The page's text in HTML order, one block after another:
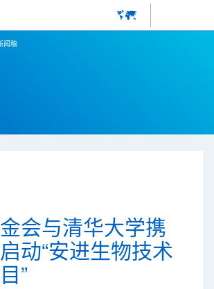
闻稿
会与清华大学携
动“安进生物技术
”